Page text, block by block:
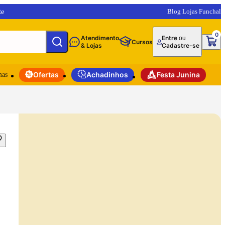
Blog Lojas Funchal
Atendimento
& Lojas
Cursos Entreou
Cadastre-se
0
Ofertas Achadinhos Festa Junina